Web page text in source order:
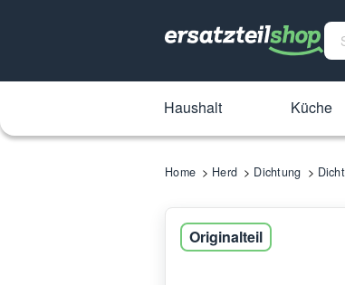
Haushalt Küche
Home Herd Dichtung
Originalteil